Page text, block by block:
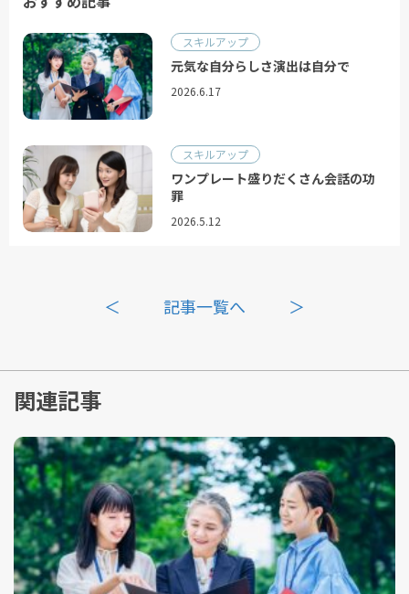
スキルアップ
元気な⾃分らしさ演出は⾃分で
2026.6.17
スキルアップ
ワンプレート盛りだくさん会話の功
罪
2026.5.12
＜ 記事一覧へ ＞
関連記事